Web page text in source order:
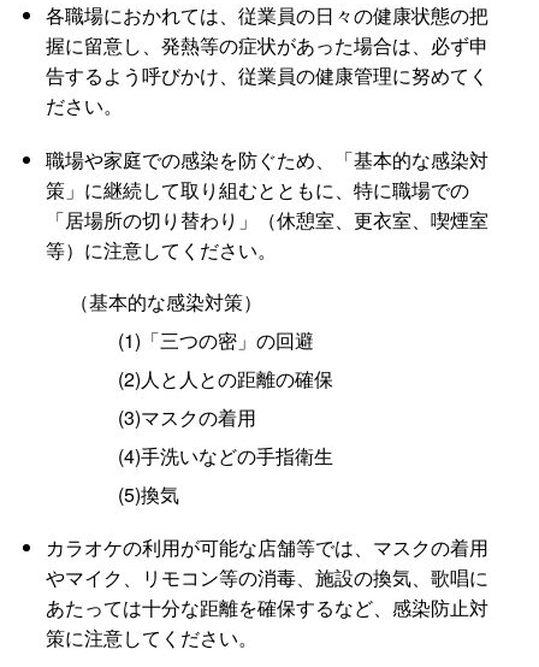
各職場におかれては、従業員の日々の健康状態の把
握に留意し、発熱等の症状があった場合は、必ず申
告するよう呼びかけ、従業員の健康管理に努めてく
ださい。
職場や家庭での感染を防ぐため、「基本的な感染対
策」に継続して取り組むとともに、特に職場での
「居場所の切り替わり」（休憩室、更衣室、喫煙室
等）に注意してください。
（基本的な感染対策）
(1)「三つの密」の回避
(2)人と人との距離の確保
(3)マスクの着用
(4)手洗いなどの手指衛生
(5)換気
カラオケの利用が可能な店舗等では、マスクの着用
やマイク、リモコン等の消毒、施設の換気、歌唱に
あたっては十分な距離を確保するなど、感染防止対
策に注意してください。